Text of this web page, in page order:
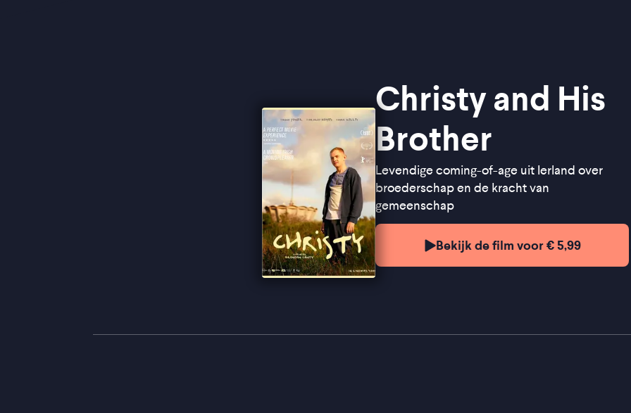
Christy and His
Brother
Levendige coming-of-age uit Ierland over
broederschap en de kracht van
gemeenschap
Bekijk de film voor € 5,99